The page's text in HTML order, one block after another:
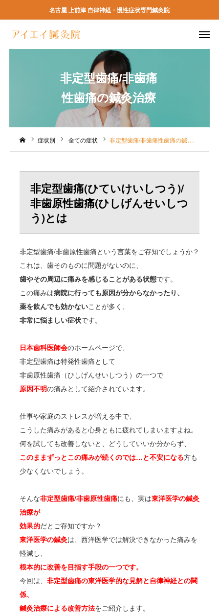
名古屋 上前津 自律神経・慢性症状専門鍼灸院
非定型歯痛/非歯痛
性歯痛の鍼灸治療
症状別 全ての症状 非定型歯痛/非歯痛性歯痛の鍼灸治療
非定型歯痛(ひていけいしつう)/
非歯原性歯痛(ひしげんせいしつ
う)とは
非定型歯痛/非歯原性歯痛という言葉をご存知でしょうか？
これは、歯そのものに問題がないのに、
歯やその周辺に痛みを感じることがある状態です。
この痛みは病院に行っても原因が分からなかったり、
薬を飲んでも効かないことが多く、
非常に悩ましい症状です。
日本歯科医師会のホームページで、
非定型歯痛は特発性歯痛として
非歯原性歯痛（ひしげんせいしつう）の一つで
原因不明の痛みとして紹介されています。
仕事や家庭のストレスが増える中で、
こうした痛みがあると心身ともに疲れてしまいますよね。
何を試しても改善しないと、どうしていいか分からず、
このままずっとこの痛みが続くのでは…と不安になる方も
少なくないでしょう。
そんな非定型歯痛/非歯原性歯痛にも、実は東洋医学の鍼灸
治療が
効果的だとご存知ですか？
東洋医学の鍼灸は、西洋医学では解決できなかった痛みを
軽減し、
根本的に改善を目指す手段の一つです。
今回は、 非定型歯痛の東洋医学的な見解と自律神経との関
係、
鍼灸治療による改善方法をご紹介します。
アクセス よくある質問
初めての方へ
予約方法
症状別